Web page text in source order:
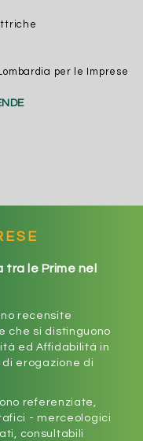
per le Imprese
le Prime nel
recensite
che si distinguono
ed Affidabilità in
erogazione di
referenziate,
- merceologici
consultabili